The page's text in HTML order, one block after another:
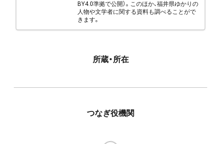
BY4.0準拠で公開）。このほか、福井県ゆかりの
人物や文学者に関する資料も調べることがで
きます。
所蔵・所在
つなぎ役機関